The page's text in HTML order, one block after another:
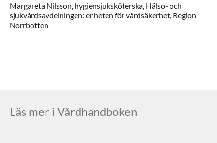
Margareta Nilsson, hygiensjuksköterska, Hälso- och
sjukvårdsavdelningen: enheten för vårdsäkerhet, Region
Norrbotten
Läs mer i Vårdhandboken